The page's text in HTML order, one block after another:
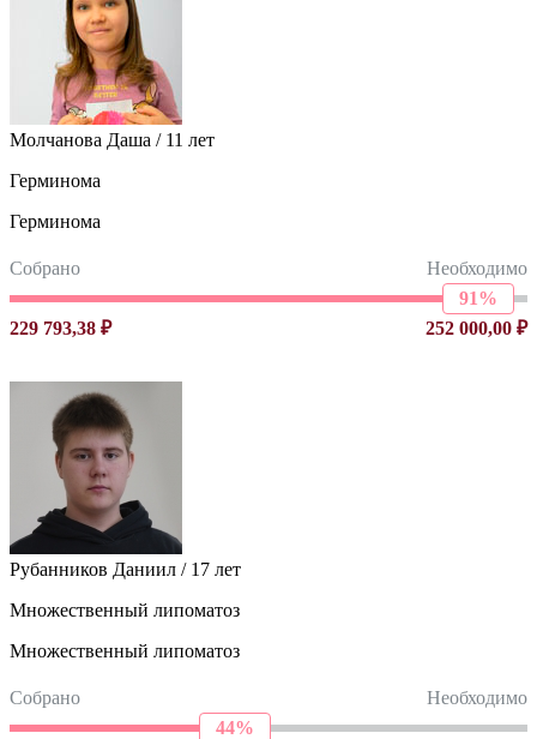
Молчанова Даша / 11 лет
Герминома
Герминома
Собрано
Необходимо
91%
229 793,38 ₽
252 000,00 ₽
Рубанников Даниил / 17 лет
Множественный липоматоз
Множественный липоматоз
Собрано
Необходимо
44%